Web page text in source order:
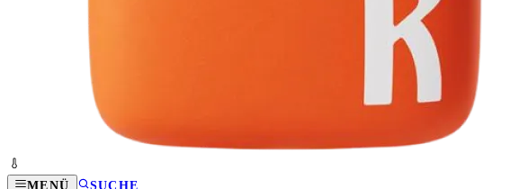
MENÜ SUCHE